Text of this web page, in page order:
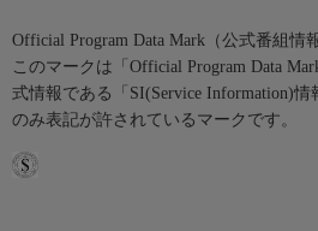
Official Program Data Mark（公式番組情
このマークは「Official Program Data
式情報である「SI(Service Information)
のみ表記が許されているマークです。